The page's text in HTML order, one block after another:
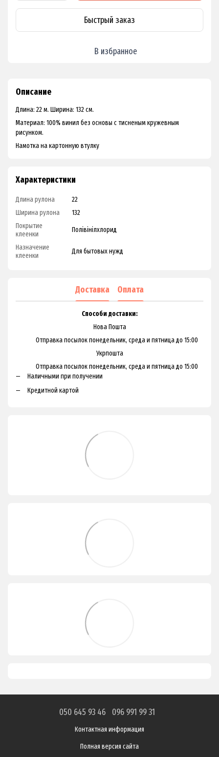
Быстрый заказ
В избранное
Описание
Длина: 22 м. Ширина: 132 см.
Материал: 100% винил без основы с тисненым кружевным
рисунком.
Намотка на картонную втулку
Характеристики
Длина рулона
22
Ширина рулона
132
Покрытие
клеенки
Полівінілхлорид
Назначение
клеенки
Для бытовых нужд
Доставка Оплата
Способи доставки:
Нова Пошта
Отправка посылок понедельник, среда и пятница до 15:00
Укрпошта
Отправка посылок понедельник, среда и пятница до 15:00
Наличными при получении
Кредитной картой
050 645 93 46 096 991 99 31
Контактная информация
Полная версия сайта